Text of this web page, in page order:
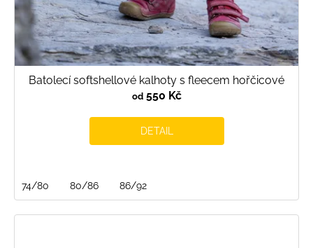
Batolecí softshellové kalhoty s fleecem hořčicové
od550 Kč
DETAIL
74/80 80/86 86/92